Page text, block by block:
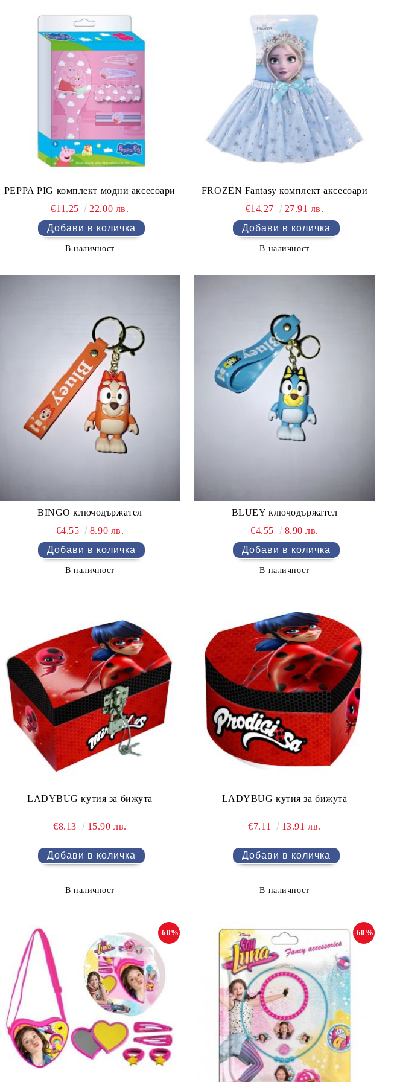
PEPPA PIG комплект модни аксесоари
€11.25
22.00 лв.
В наличност
FROZEN Fantasy комплект аксесоари
€14.27
27.91 лв.
В наличност
BINGO ключодържател
€4.55
8.90 лв.
В наличност
BLUEY ключодържател
€4.55
8.90 лв.
В наличност
LADYBUG кутия за бижута
€8.13 15.90 лв.
В наличност
LADYBUG кутия за бижута
€7.11 13.91 лв.
В наличност
-60% -60%